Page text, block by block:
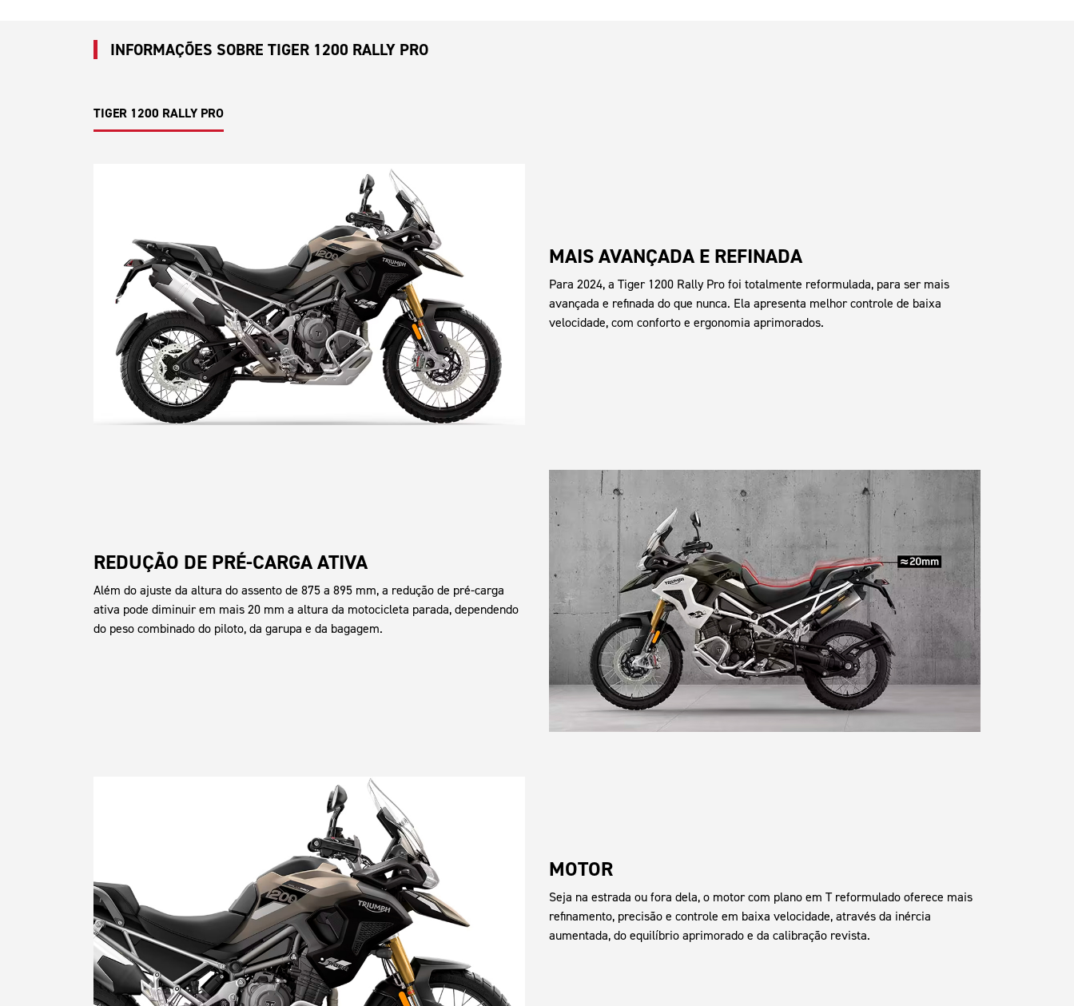
INFORMAÇÕES SOBRE TIGER 1200 RALLY PRO
TIGER 1200 RALLY PRO
MAIS AVANÇADA E REFINADA
Para 2024, a Tiger 1200 Rally Pro foi totalmente reformulada, para ser mais
avançada e refinada do que nunca. Ela apresenta melhor controle de baixa
velocidade, com conforto e ergonomia aprimorados.
REDUÇÃO DE PRÉ-CARGA ATIVA
Além do ajuste da altura do assento de 875 a 895 mm, a redução de pré-carga
ativa pode diminuir em mais 20 mm a altura da motocicleta parada, dependendo
do peso combinado do piloto, da garupa e da bagagem.
MOTOR
Seja na estrada ou fora dela, o motor com plano em T reformulado oferece mais
refinamento, precisão e controle em baixa velocidade, através da inércia
aumentada, do equilíbrio aprimorado e da calibração revista.